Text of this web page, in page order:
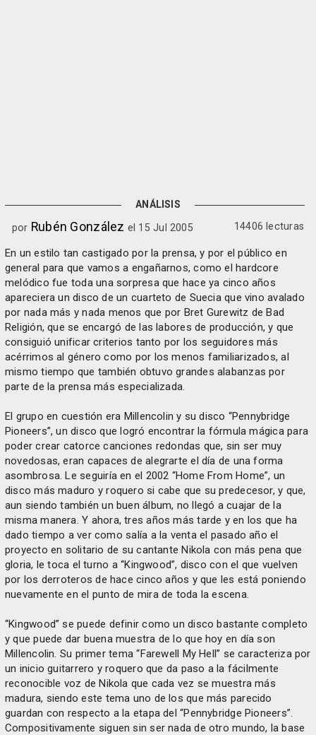
ANÁLISIS
por Rubén González el 15 Jul 2005 14406 lecturas
En un estilo tan castigado por la prensa, y por el público en
general para que vamos a engañarnos, como el hardcore
melódico fue toda una sorpresa que hace ya cinco años
apareciera un disco de un cuarteto de Suecia que vino avalado
por nada más y nada menos que por Bret Gurewitz de Bad
Religión, que se encargó de las labores de producción, y que
consiguió unificar criterios tanto por los seguidores más
acérrimos al género como por los menos familiarizados, al
mismo tiempo que también obtuvo grandes alabanzas por
parte de la prensa más especializada.
El grupo en cuestión era Millencolin y su disco “Pennybridge
Pioneers”, un disco que logró encontrar la fórmula mágica para
poder crear catorce canciones redondas que, sin ser muy
novedosas, eran capaces de alegrarte el día de una forma
asombrosa. Le seguiría en el 2002 “Home From Home”, un
disco más maduro y roquero si cabe que su predecesor, y que,
aun siendo también un buen álbum, no llegó a cuajar de la
misma manera. Y ahora, tres años más tarde y en los que ha
dado tiempo a ver como salía a la venta el pasado año el
proyecto en solitario de su cantante Nikola con más pena que
gloria, le toca el turno a “Kingwood”, disco con el que vuelven
por los derroteros de hace cinco años y que les está poniendo
nuevamente en el punto de mira de toda la escena.
“Kingwood” se puede definir como un disco bastante completo
y que puede dar buena muestra de lo que hoy en día son
Millencolin. Su primer tema “Farewell My Hell” se caracteriza por
un inicio guitarrero y roquero que da paso a la fácilmente
reconocible voz de Nikola que cada vez se muestra más
madura, siendo este tema uno de los que más parecido
guardan con respecto a la etapa del “Pennybridge Pioneers”.
Compositivamente siguen sin ser nada de otro mundo, la base